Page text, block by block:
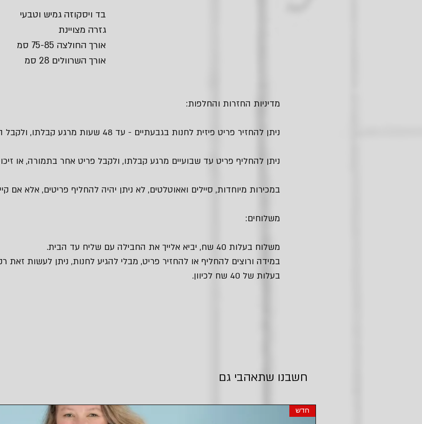
בד ויסקוזה גמיש וטבעי
גזרה מצויינת
אורך החולצה 75-85 סמ
אורך השרוולים 28 סמ
מדיניות החזרות והחלפות:
ניתן להחזיר פריט פיזית לחנות בגבעתיים - עד 48 שעות מרגע קבלתו, ולקבל החזר כספי.
ניתן להחליף פריט עד שבועיים מרגע קבלתו, ולקבל פריט אחר בתמורה, או
במכירות מיוחדות, סיילים ואאוטלטים, לא ניתן יהיה להחליף פריטים, אלא אם
משלוחים:
משלוח בעלות 40 שח, יביא אלייך את החבילה עם שליח עד הבית.
במידה ורוצים להחליף או להחזיר פריט, מבלי להגיע לחנות, ניתן לעשות
בעלות של 40 שח לכיוון.
חשבנו שתאהבי גם
חדש